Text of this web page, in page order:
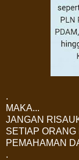
.
MAKA...
JANGAN
SETIAP ORANG
PEMAHAMAN
.